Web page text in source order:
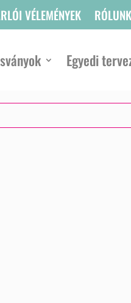
VÉLEMÉNYEK RÓLUNK
Egyedi